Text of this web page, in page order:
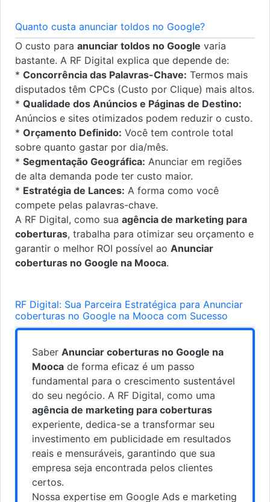
Quanto custa anunciar toldos no Google?
O custo para anunciar toldos no Google varia
bastante. A RF Digital explica que depende de:
* Concorrência das Palavras-Chave: Termos mais
disputados têm CPCs (Custo por Clique) mais altos.
* Qualidade dos Anúncios e Páginas de Destino:
Anúncios e sites otimizados podem reduzir o custo.
* Orçamento Definido: Você tem controle total
sobre quanto gastar por dia/mês.
* Segmentação Geográfica: Anunciar em regiões
de alta demanda pode ter custo maior.
* Estratégia de Lances: A forma como você
compete pelas palavras-chave.
A RF Digital, como sua agência de marketing para
coberturas, trabalha para otimizar seu orçamento e
garantir o melhor ROI possível ao Anunciar
coberturas no Google na Mooca.
RF Digital: Sua Parceira Estratégica para Anunciar
coberturas no Google na Mooca com Sucesso
Saber Anunciar coberturas no Google na
Mooca de forma eficaz é um passo
fundamental para o crescimento sustentável
do seu negócio. A RF Digital, como uma
agência de marketing para coberturas
experiente, dedica-se a transformar seu
investimento em publicidade em resultados
reais e mensuráveis, garantindo que sua
empresa seja encontrada pelos clientes
certos.
Nossa expertise em Google Ads e marketing